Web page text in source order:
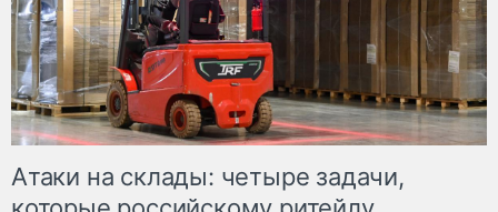
Атаки на склады: четыре задачи,